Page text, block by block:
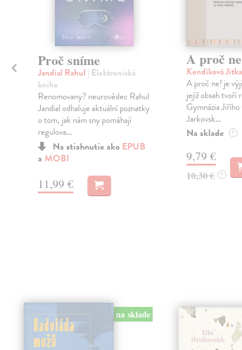
Proč sníme
Jandial Rahul | Elektronická
kniha
Renomovany? neurovědec Rahul
Jandial odhaluje aktuální poznatky
o tom, jak nám sny pomáhají
regulova...
Na stiahnutie ako EPUB
a MOBI
11,99 €
A proč
Kendíková Jitka
A proč ne! je
jejíž obsah tvoří
Gymnázia
Jarkovsk...
Na sklade ?
9,79 €
10,30 € ?
na sklade